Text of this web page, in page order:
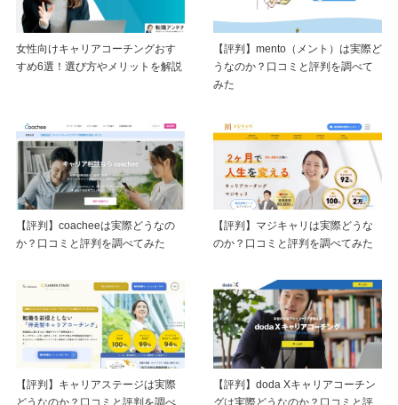
女性向けキャリアコーチングおす
すめ6選！選び方やメリットを解説
【評判】mento（メント）は実際ど
うなのか？口コミと評判を調べて
みた
【評判】coacheeは実際どうなの
か？口コミと評判を調べてみた
【評判】マジキャリは実際どうな
のか？口コミと評判を調べてみた
【評判】キャリアステージは実際
どうなのか？口コミと評判を調べ
【評判】doda Xキャリアコーチン
グは実際どうなのか？口コミと評